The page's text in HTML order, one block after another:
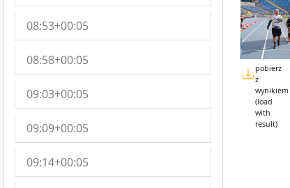
08:53+00:05
08:58+00:05
09:03+00:05
09:09+00:05
09:14+00:05
pobierz
z
wynikiem
(load
with
result)